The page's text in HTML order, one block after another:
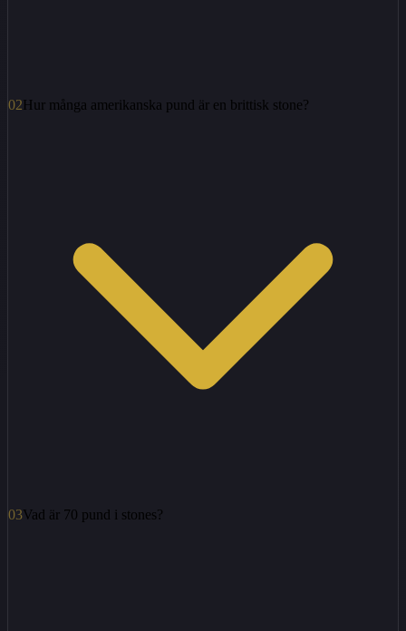
02Hur många amerikanska pund är en brittisk stone?
03Vad är 70 pund i stones?